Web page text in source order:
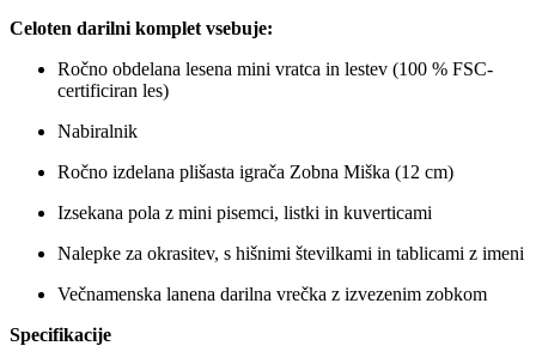
Celoten darilni komplet vsebuje:
Ročno obdelana lesena mini vratca in lestev (100 % FSC-
certificiran les)
Nabiralnik
Ročno izdelana plišasta igrača Zobna Miška (12 cm)
Izsekana pola z mini pisemci, listki in kuverticami
Nalepke za okrasitev, s hišnimi številkami in tablicami z imeni
Večnamenska lanena darilna vrečka z izvezenim zobkom
Specifikacije